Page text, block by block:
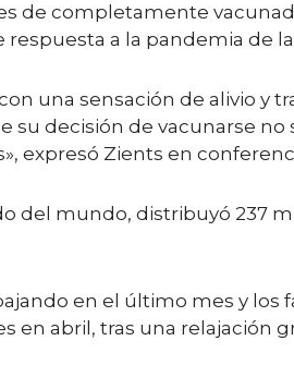
de completamente
a la pandemia de la
una sensación de alivio y
su decisión de vacunarse
expresó Zients en
del mundo, distribuyó 237
en el último mes y los
en abril, tras una relajación